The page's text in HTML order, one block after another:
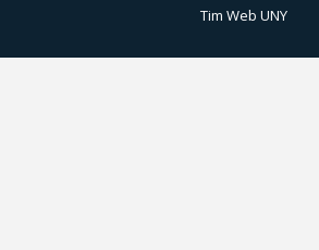
Tim Web UNY